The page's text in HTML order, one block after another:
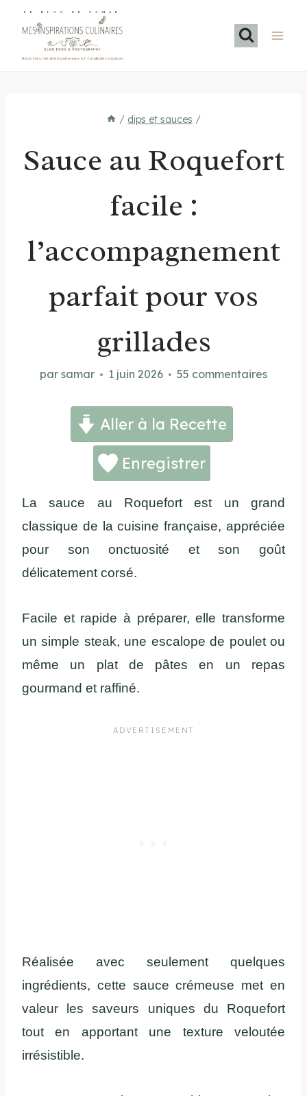
LE BLOG DE SAMAR
Recettes méditerranéennes et familiales maison
/ dips et sauces /
Sauce au Roquefort
facile :
l’accompagnement
parfait pour vos
grillades
par samar 1 juin 2026 55 commentaires
Aller à la Recette
Enregistrer
La sauce au Roquefort est un grand
classique de la cuisine française, appréciée
pour son onctuosité et son goût
délicatement corsé.
Facile et rapide à préparer, elle transforme
un simple steak, une escalope de poulet ou
même un plat de pâtes en un repas
gourmand et raffiné.
Réalisée avec seulement quelques
ingrédients, cette sauce crémeuse met en
valeur les saveurs uniques du Roquefort
tout en apportant une texture veloutée
irrésistible.